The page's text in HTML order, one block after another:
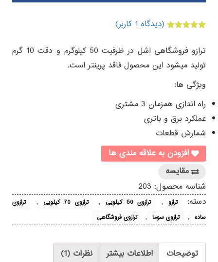
امتیازدهی
مشتری
(دیدگاه 1 کاربر)
ترازو فروشگاهی اشل در ظرفیت 50 کیلوگرم و دقت 10 گرم
تولید میشود این محصول فاقد پرینتر است.
ویژگی ها:
راه اندازی همزمان 3 مشتری
عملکرد برق و باتری
شمارش قطعات
افزودن به علاقه مندی ها
مقایسه
شناسه محصول: 203
دسته:
ترازو , ترازوی 50 کیلویی , ترازوی 70 کیلویی ,
ترازوی
ساده , ترازوی سوما , ترازوی فروشگاهی
توضیحات اطلاعات بیشتر نظرات (1)